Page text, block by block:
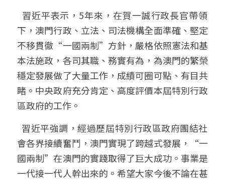
下，澳門行政、立法、司法機構全面準確、堅定
不移貫徹“一國兩制”方針，嚴格依照憲法和基
本法施政，各司其職、務實有為，為澳門的繁榮
穩定發展做了大量工作，成績可圈可點、有目共
睹。中央政府充分肯定、高度評價本屆特別行政
區政府的工作。
會各界接續奮鬥，澳門實現了跨越式發展，“一
國兩制”在澳門的實踐取得了巨大成功。事業是
一代接一代人幹出來的。希望大家今後不論在甚